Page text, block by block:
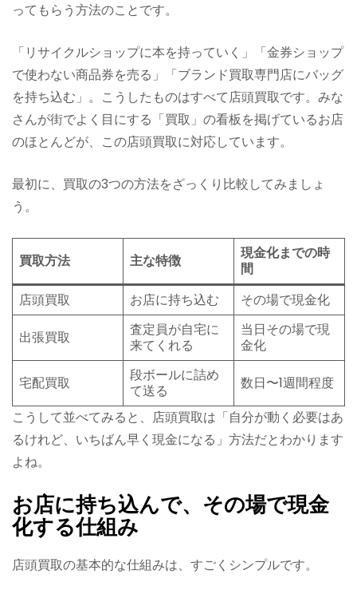
ってもらう方法のことです。
「リサイクルショップに本を持っていく」「金券ショップ
で使わない商品券を売る」「ブランド買取専門店にバッグ
を持ち込む」。こうしたものはすべて店頭買取です。みな
さんが街でよく目にする「買取」の看板を掲げているお店
のほとんどが、この店頭買取に対応しています。
最初に、買取の3つの方法をざっくり比較してみましょ
う。
買取方法 主な特徴
現金化までの時
間
店頭買取
お店に持ち込む その場で現金化
出張買取
査定員が自宅に
来てくれる
当日その場で現
金化
宅配買取
段ボールに詰め
て送る
数日〜1週間程度
こうして並べてみると、店頭買取は「自分が動く必要はあ
るけれど、いちばん早く現金になる」方法だとわかります
よね。
お店に持ち込んで、その場で現金
化する仕組み
店頭買取の基本的な仕組みは、すごくシンプルです。